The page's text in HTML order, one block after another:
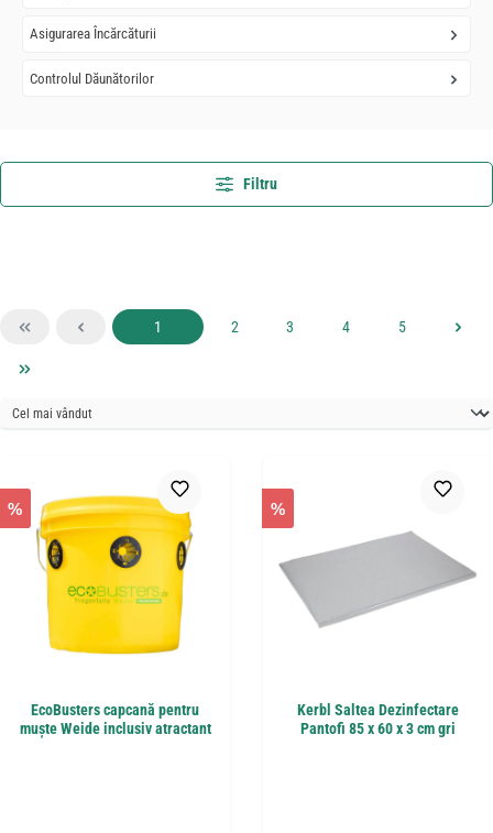
Asigurarea Încărcăturii
Controlul Dăunătorilor
Filtru
Pagina
1 Pagina
2 Pagina
3 Pagina
4 Pagina
5
%
EcoBusters capcană pentru
muște Weide inclusiv atractant
%
Kerbl Saltea Dezinfectare
Pantofi 85 x 60 x 3 cm gri